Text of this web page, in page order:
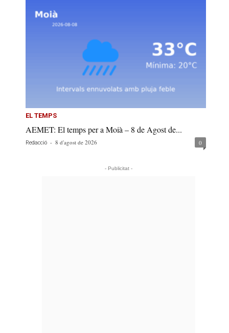
EL TEMPS
AEMET: El temps per a Moià – 8 de Agost de...
Redacció - 8 d'agost de 2026 0
- Publicitat -